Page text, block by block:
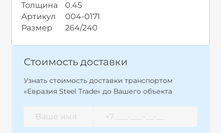
Толщина
0.45
Артикул
004-0171
Размер
264/240
Стоимость доставки
Узнать стоимость доставки транспортом
«Евразия Steel Trade» до Вашего объекта